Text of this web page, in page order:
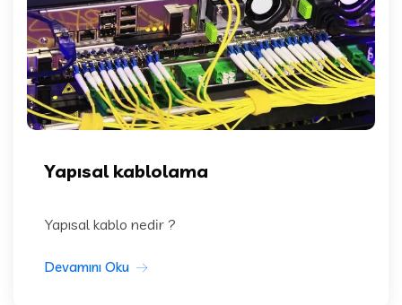
Yapısal kablolama
Yapısal kablo nedir ?
Devamını Oku